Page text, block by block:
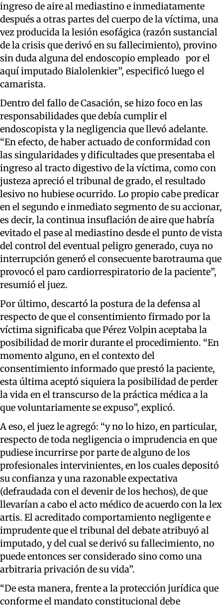
ingreso de aire al mediastino e inmediatamente
después a otras partes del cuerpo de la víctima, una
vez producida la lesión esofágica (razón sustancial
de la crisis que derivó en su fallecimiento), provino
sin duda alguna del endoscopio empleado por el
aquí imputado Bialolenkier”, especificó luego el
camarista.
Dentro del fallo de Casación, se hizo foco en las
responsabilidades que debía cumplir el
endoscopista y la negligencia que llevó adelante.
“En efecto, de haber actuado de conformidad con
las singularidades y dificultades que presentaba el
ingreso al tracto digestivo de la víctima, como con
justeza apreció el tribunal de grado, el resultado
lesivo no hubiese ocurrido. Lo propio cabe predicar
en el segundo e inmediato segmento de su accionar,
es decir, la continua insuflación de aire que habría
evitado el pase al mediastino desde el punto de vista
del control del eventual peligro generado, cuya no
interrupción generó el consecuente barotrauma que
provocó el paro cardiorrespiratorio de la paciente”,
resumió el juez.
Por último, descartó la postura de la defensa al
respecto de que el consentimiento firmado por la
víctima significaba que Pérez Volpin aceptaba la
posibilidad de morir durante el procedimiento. “En
momento alguno, en el contexto del
consentimiento informado que prestó la paciente,
esta última aceptó siquiera la posibilidad de perder
la vida en el transcurso de la práctica médica a la
que voluntariamente se expuso”, explicó.
A eso, el juez le agregó: “y no lo hizo, en particular,
respecto de toda negligencia o imprudencia en que
pudiese incurrirse por parte de alguno de los
profesionales intervinientes, en los cuales depositó
su confianza y una razonable expectativa
(defraudada con el devenir de los hechos), de que
llevarían a cabo el acto médico de acuerdo con la lex
artis. El acreditado comportamiento negligente e
imprudente que el tribunal del debate atribuyó al
imputado, y del cual se derivó su fallecimiento, no
puede entonces ser considerado sino como una
arbitraria privación de su vida”.
“De esta manera, frente a la protección jurídica que
conforme el mandato constitucional debe